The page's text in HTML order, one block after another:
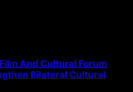
And Cultural Forum
Bilateral Cultural